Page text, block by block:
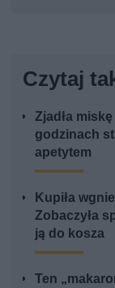
Czytaj
Zjadła
godzinach
apetytem
Kupiła
Zobaczyła
ją do kosza
Ten